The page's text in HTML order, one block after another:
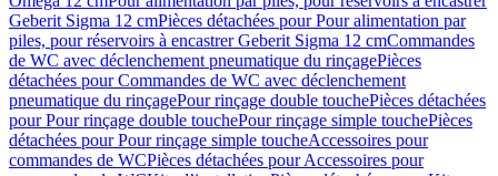
Geberit Sigma 12 cmPièces détachées pour Pour alimentation par
piles, pour réservoirs à encastrer Geberit Sigma 12 cmCommandes
de WC avec déclenchement pneumatique du rinçagePièces
détachées pour Commandes de WC avec déclenchement
pneumatique du rinçagePour rinçage double touchePièces détachées
pour Pour rinçage double touchePour rinçage simple touchePièces
détachées pour Pour rinçage simple toucheAccessoires pour
commandes de WCPièces détachées pour Accessoires pour